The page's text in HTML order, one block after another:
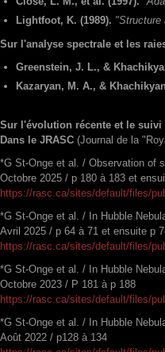
Lightfoot, K. (1989). "Structure
Sur l'analyse spectrale et les
Greenstein, J. L., &
Kazaryan, M. A., &
Sur l'évolution récente et le suivi
Dans le JRASC (Journal de la
*G St-Onge et al. / Observation of
Octobre 2025 / p 180 à 183 et
https://rasc.ca/sites/default/files/
*G St-Onge et al. / In Hubble
Avril 2025 / p 64 à 71 et ensuite p
https://rasc.ca/sites/default/files/
*G St-Onge et al. / In Hubble
Octobre 2023 / P 181 à p 188
https://rasc.ca/sites/default/files/
*G St-Onge et al. / In Hubble
Août 2022 / p128 à 134